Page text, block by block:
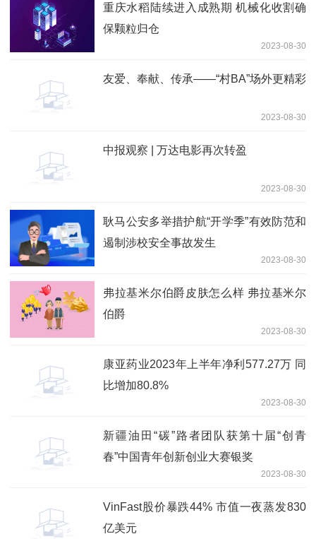
重庆水稻陆续进入成熟期 机械化收割确
保颗粒归仓
2023-08-30
友爱、奉献、传承——“村BA”场外更精彩
2023-08-30
中报观察 | 万达电影再次转盈
2023-08-30
耿马公安多举措护航“开学季”有效防范和
遏制涉校安全事故发生
2023-08-30
弗拉基米尔伯爵皮肤怎么样 弗拉基米尔
伯爵
2023-08-30
康亚药业2023年上半年净利577.27万 同
比增加80.8%
2023-08-30
新疆油田“碳”路者团队获第十届“创青
春”中国青年创新创业大赛银奖
2023-08-30
VinFast股价暴跌44% 市值一夜蒸发830
亿美元